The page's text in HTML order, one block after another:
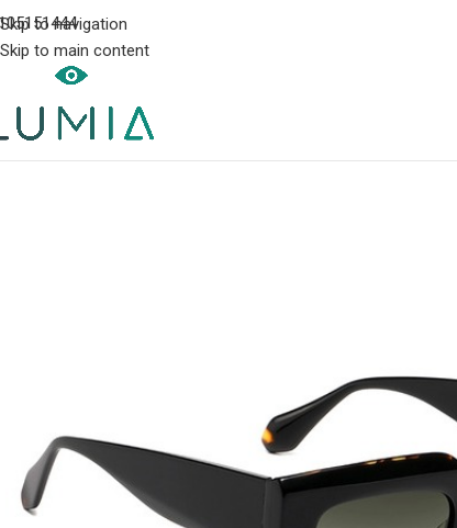
Skip to navigation
Skip to main content